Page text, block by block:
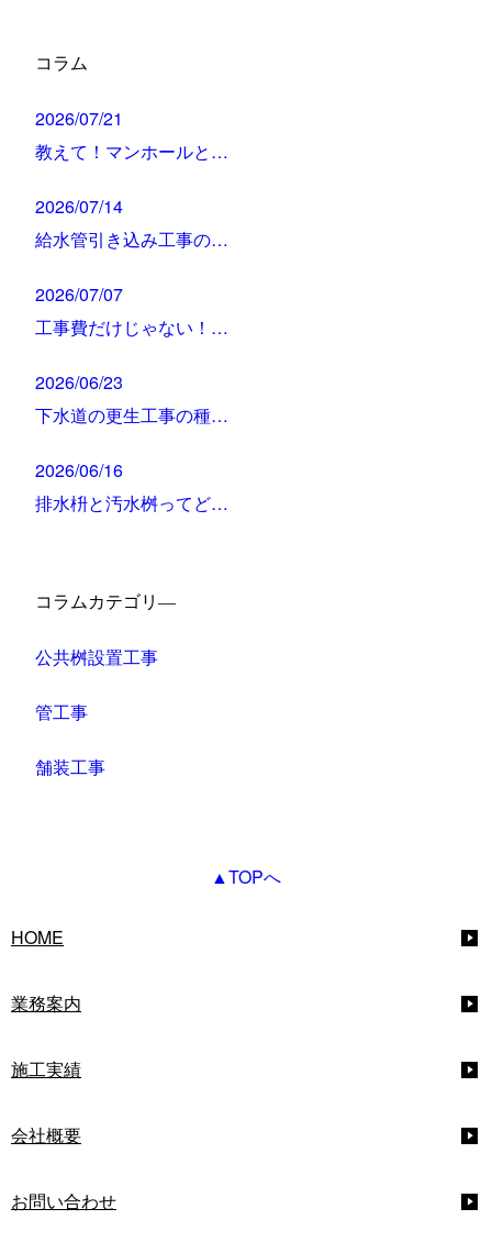
コラム
2026/07/21
教えて！マンホールと…
2026/07/14
給水管引き込み工事の…
2026/07/07
工事費だけじゃない！…
2026/06/23
下水道の更生工事の種…
2026/06/16
排水枡と汚水桝ってど…
コラムカテゴリ―
公共桝設置工事
管工事
舗装工事
▲TOPへ
HOME
業務案内
施工実績
会社概要
お問い合わせ